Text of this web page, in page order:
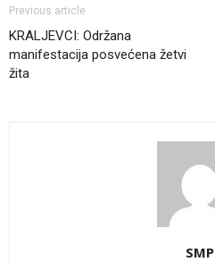
Previous article
KRALJEVCI: Održana
manifestacija posvećena žetvi
žita
SMP